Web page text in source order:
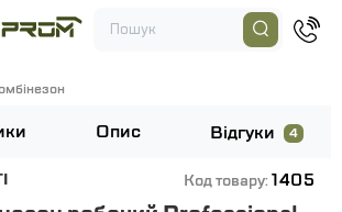
Опис Відгуки 4
Код товару:1405